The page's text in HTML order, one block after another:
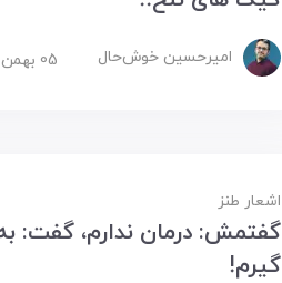
امیرحسین ‌خوش‌حال 05 بهمن 1402
اشعار طنز
گفتمش: درمان ندارم، گفت:
گیرم!